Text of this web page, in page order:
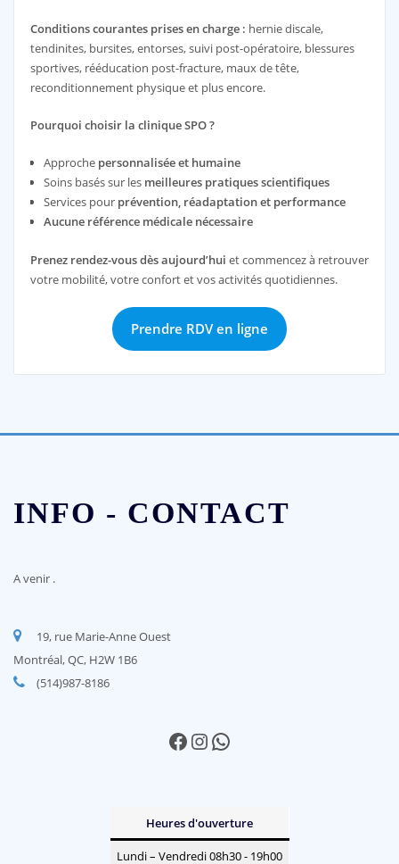
Conditions courantes prises en charge : hernie discale,
tendinites, bursites, entorses, suivi post-opératoire, blessures
sportives, rééducation post-fracture, maux de tête,
reconditionnement physique et plus encore.
Pourquoi choisir la clinique SPO ?
Approche personnalisée et humaine
Soins basés sur les meilleures pratiques scientifiques
Services pour prévention, réadaptation et performance
Aucune référence médicale nécessaire
Prenez rendez-vous dès aujourd’hui et commencez à retrouver
votre mobilité, votre confort et vos activités quotidiennes.
Prendre RDV en ligne
INFO - CONTACT
A venir .
19, rue Marie-Anne Ouest
Montréal, QC, H2W 1B6
(514)987-8186
Facebook InstagramWhatsApp
Heures d'ouverture
Lundi – Vendredi 08h30 - 19h00